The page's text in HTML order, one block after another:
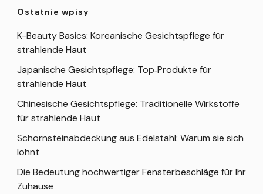
Ostatnie wpisy
K-Beauty Basics: Koreanische Gesichtspflege für
strahlende Haut
Japanische Gesichtspflege: Top‑Produkte für
strahlende Haut
Chinesische Gesichtspflege: Traditionelle Wirkstoffe
für strahlende Haut
Schornsteinabdeckung aus Edelstahl: Warum sie sich
lohnt
Die Bedeutung hochwertiger Fensterbeschläge für Ihr
Zuhause